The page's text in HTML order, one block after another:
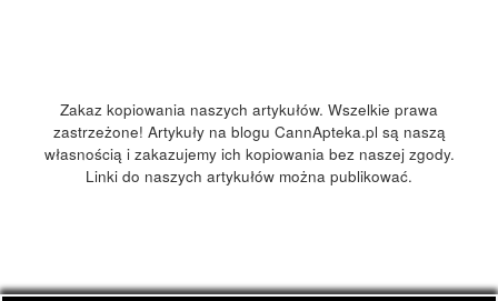
Zakaz kopiowania naszych artykułów. Wszelkie prawa
zastrzeżone! Artykuły na blogu CannApteka.pl są naszą
własnością i zakazujemy ich kopiowania bez naszej zgody.
Linki do naszych artykułów można publikować.